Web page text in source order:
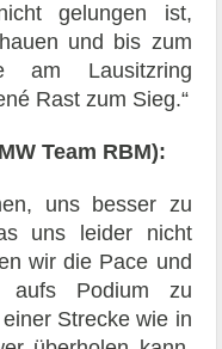
gelungen ist,
und bis zum
am Lausitzring
Rast zum Sieg.“
Team RBM):
uns besser zu
uns leider nicht
wir die Pace und
aufs Podium zu
Strecke wie in